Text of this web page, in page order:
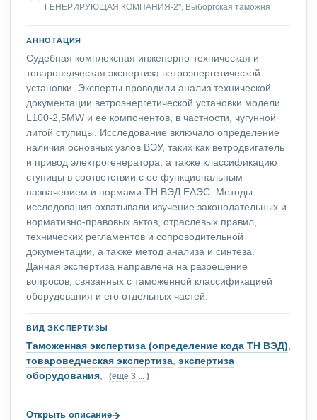
ГЕНЕРИРУЮЩАЯ КОМПАНИЯ-2", Выборгская таможня
АННОТАЦИЯ
Судебная комплексная инженерно-техническая и
товароведческая экспертиза ветроэнергетической
установки. Эксперты проводили анализ технической
документации ветроэнергетической установки модели
L100-2,5MW и ее компонентов, в частности, чугунной
литой ступицы. Исследование включало определение
наличия основных узлов ВЭУ, таких как ветродвигатель
и привод электрогенератора, а также классификацию
ступицы в соответствии с ее функциональным
назначением и нормами ТН ВЭД ЕАЭС. Методы
исследования охватывали изучение законодательных и
нормативно-правовых актов, отраслевых правил,
технических регламентов и сопроводительной
документации, а также метод анализа и синтеза.
Данная экспертиза направлена на разрешение
вопросов, связанных с таможенной классификацией
оборудования и его отдельных частей.
ВИД ЭКСПЕРТИЗЫ
Таможенная экспертиза (определение кода ТН ВЭД)
товароведческая экспертиза экспертиза
оборудования
(еще 3 ... )
Открыть описание→